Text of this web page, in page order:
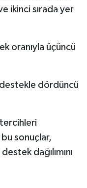
ikinci sırada yer
oranıyla üçüncü
dördüncü
sonuçlar,
dağılımını